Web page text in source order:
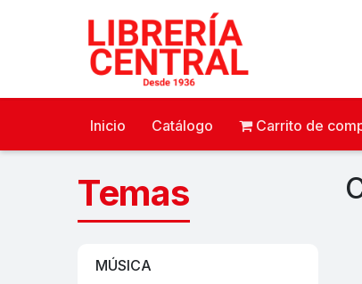
Inicio Catálogo Carrito de
Temas
MÚSICA